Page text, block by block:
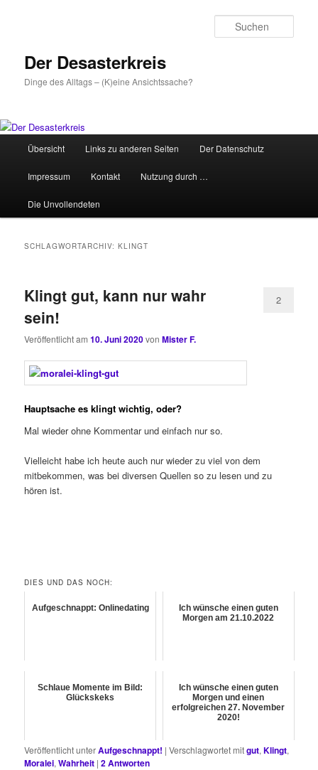
Der Desasterkreis
Dinge des Alltags – (K)eine Ansichtssache?
HauptmenüÜbersicht Links zu anderen Seiten Der Datenschutz
Impressum Kontakt Nutzung durch …
Die Unvollendeten
SCHLAGWORTARCHIV:KLINGT
Klingt gut, kann nur wahr
sein!
Veröffentlicht am10. Juni 2020vonMister F.
2
Hauptsache es klingt wichtig, oder?
Mal wieder ohne Kommentar und einfach nur so.
Vielleicht habe ich heute auch nur wieder zu viel von dem
mitbekommen, was bei diversen Quellen so zu lesen und zu
hören ist.
DIES UND DAS NOCH:
Aufgeschnappt: Onlinedating
Ich wünsche einen guten
Morgen am 21.10.2022
Schlaue Momente im Bild:
Glückskeks
Ich wünsche einen guten
Morgen und einen
erfolgreichen 27. November
2020!
Veröffentlicht unterAufgeschnappt! |Verschlagwortet mitgut,Klingt,
Moralei,Wahrheit |2Antworten